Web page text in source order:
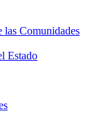
las Comunidades
Estado